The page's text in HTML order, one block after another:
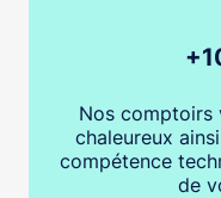
Nos comptoirs
chaleureux
compétence
de